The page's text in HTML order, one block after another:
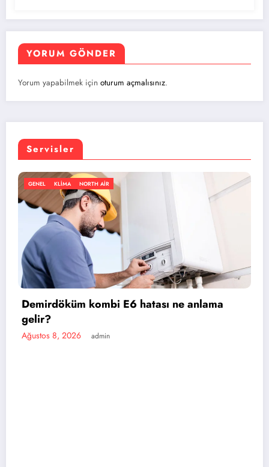
YORUM GÖNDER
Yorum yapabilmek için oturum açmalısınız.
Servisler
E6 hatası ne anlama
NORTH AIR